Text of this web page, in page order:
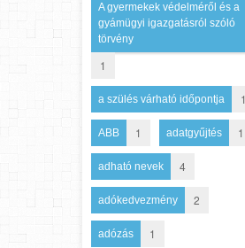
A gyermekek védelméről és a
gyámügyi igazgatásról szóló
törvény
1
a szülés várható időpontja 1
ABB 1 adatgyűjtés 1
adható nevek 4
adókedvezmény 2
adózás 1